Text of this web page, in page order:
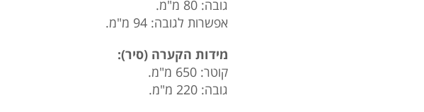
גובה: 80 מ"מ.
אפשרות לגובה: 94 מ"מ.
מידות הקערה (סיר):
קוטר: 650 מ"מ.
גובה: 220 מ"מ.